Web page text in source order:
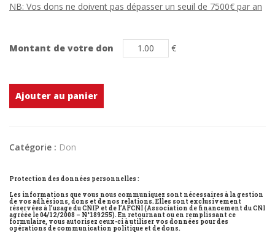
NB: Vos dons ne doivent pas dépasser un seuil de 7500€ par an
Montant de votre don €
Ajouter au panier
Catégorie : Don
Protection des données personnelles :
Les informations que vous nous communiquez sont nécessaires à la gestion
de vos adhésions, dons et de nos relations. Elles sont exclusivement
réservées à l’usage du CNIP et de l’AFCNI (Association de financement du CNI
agréée le 04/12/2008 – N°189255). En retournant ou en remplissant ce
formulaire, vous autorisez ceux-ci à utiliser vos données pour des
opérations de communication politique et de dons.